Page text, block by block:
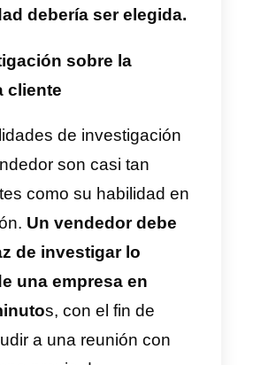
que él para hablar el
idioma” y saberse
conjunta
forma parte de
que hay con la
cliente. Ambas partes
que entender con claridad
son los pasos a seguir